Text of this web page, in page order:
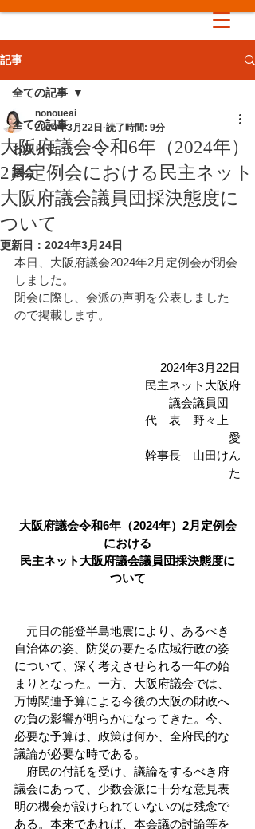
記事
全ての記事
お知らせ
議会
全ての記事
大阪府議会令和6年（2024年）
2月定例会における民主ネット
大阪府議会議員団採決態度に
ついて
nonoueai
2024年3月22日 読了時間: 9分
更新日： 2024年3月24日
本日、大阪府議会2024年2月定例会が閉会
しました。
閉会に際し、会派の声明を公表しました
ので掲載します。
2024年3月22日
民主ネット大阪府
議会議員団
代　表　野々上
愛
幹事長　山田けん
た
大阪府議会令和6年（2024年）2月定例会
における
民主ネット大阪府議会議員団採決態度に
ついて
元日の能登半島地震により、あるべき
自治体の姿、防災の要たる広域行政の姿
について、深く考えさせられる一年の始
まりとなった。一方、大阪府議会では、
万博関連予算による今後の大阪の財政へ
の負の影響が明らかになってきた。今、
必要な予算は、政策は何か、全府民的な
議論が必要な時である。
府民の付託を受け、議論をするべき府
議会にあって、少数会派に十分な意見表
明の機会が設けられていないのは残念で
ある。本来であれば、本会議の討論等を